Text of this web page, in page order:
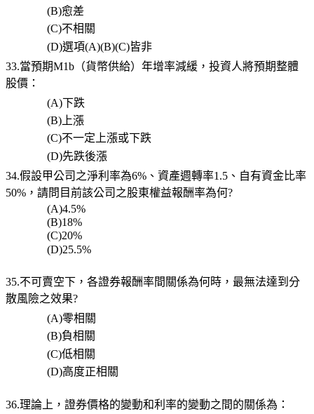
(B)愈差
(C)不相關
(D)選項(A)(B)(C)皆非
33.當預期M1b （貨幣供給）年增率減緩，投資人將預期整體
股價：
(A)下跌
(B)上漲
(C)不一定上漲或下跌
(D)先跌後漲
34.假設甲公司之淨利率為6% 、資產週轉率1.5 、自有資金比率
50% ，請問目前該公司之股東權益報酬率為何?
(A)4.5%
(B)18%
(C)20%
(D)25.5%
35.不可賣空下，各證券報酬率間關係為何時，最無法達到分
散風險之效果?
(A)零相關
(B)負相關
(C)低相關
(D)高度正相關
36.理論上，證券價格的變動和利率的變動之間的關係為：